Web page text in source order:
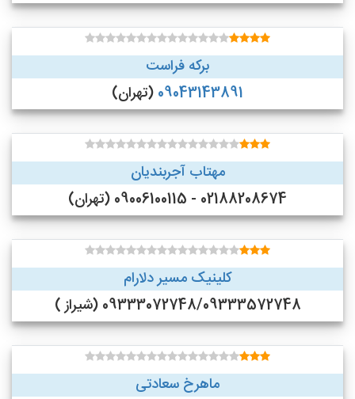
برکه فراست
09043143891 (تهران)
مهتاب آجربندیان
02188208674 - 09006100115 (تهران)
کلینیک مسیر دلارام
09333072748/09333572748 (شیراز )
ماهرخ سعادتی